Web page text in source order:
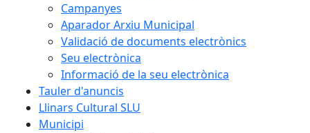
Campanyes
Aparador Arxiu Municipal
Validació de documents electrònics
Seu electrònica
Informació de la seu electrònica
Tauler d'anuncis
Llinars Cultural SLU
Municipi